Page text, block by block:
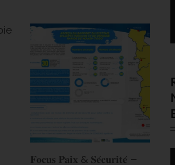
𝐅𝐨𝐜𝐮𝐬 𝐏𝐚𝐢𝐱 & 𝐒𝐞́𝐜𝐮𝐫𝐢𝐭𝐞́ –